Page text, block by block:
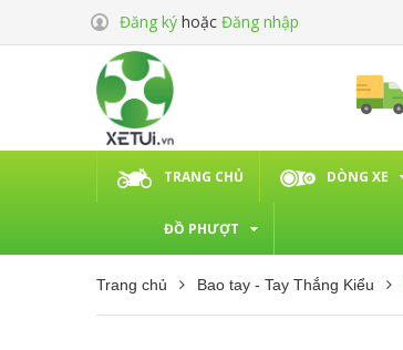
Đăng ký hoặc Đăng nhập
TRANG CHỦ DÒNG XE
ĐỒ PHƯỢT
Trang chủ Bao tay - Tay Thắng Kiểu